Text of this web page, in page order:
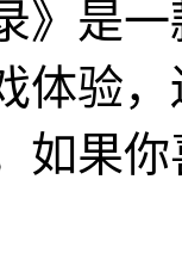
》是
体验
如果